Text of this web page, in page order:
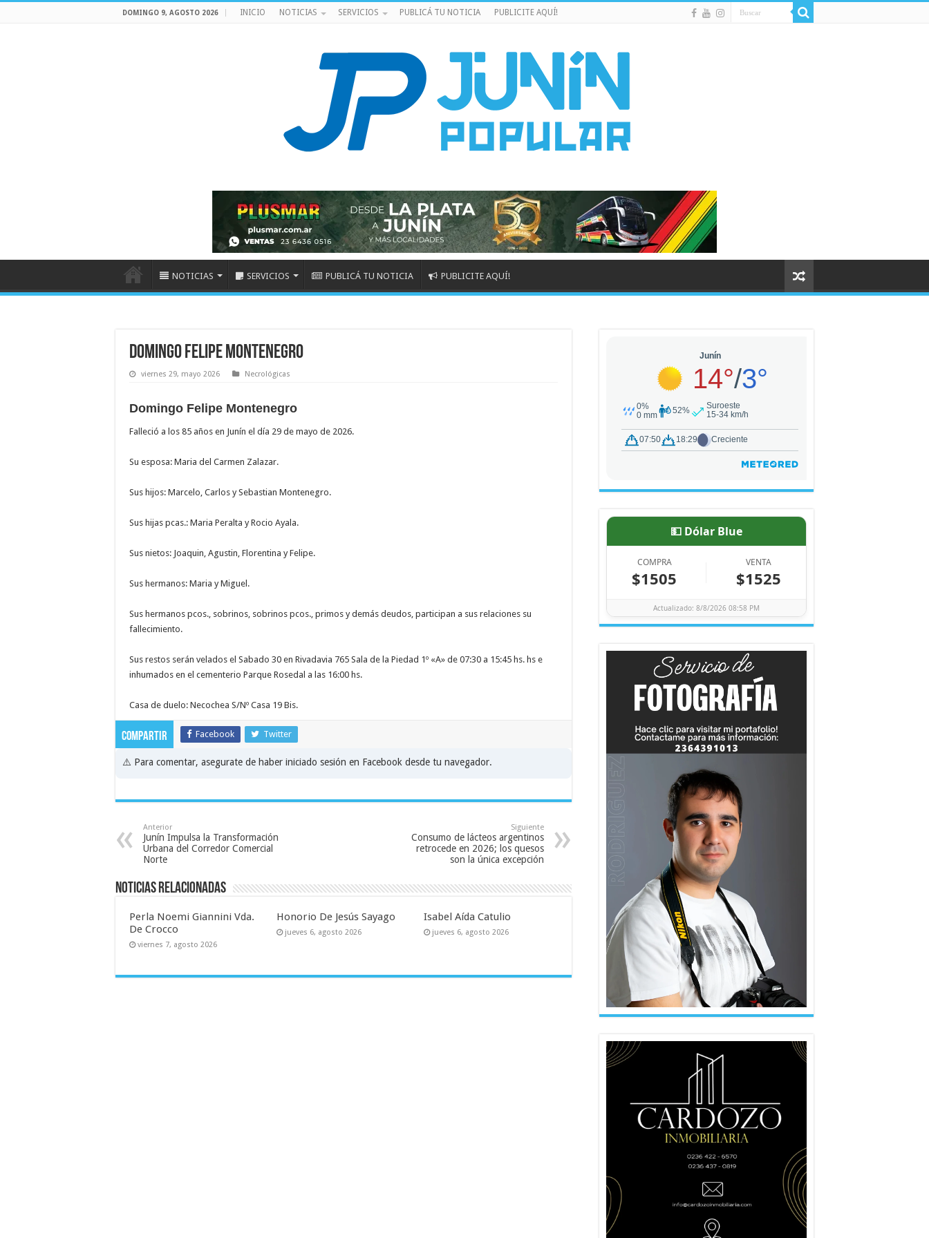
DOMINGO 9, AGOSTO 2026 INICIO NOTICIAS SERVICIOS PUBLICÁ TU NOTICIA PUBLICITE AQUÍ!
NOTICIAS SERVICIOS PUBLICÁ TU NOTICIA PUBLICITE AQUÍ!
Domingo Felipe Montenegro
viernes 29, mayo 2026 Necrológicas
Domingo Felipe Montenegro
Falleció a los 85 años en Junín el día 29 de mayo de 2026.
Su esposa: Maria del Carmen Zalazar.
Sus hijos: Marcelo, Carlos y Sebastian Montenegro.
Sus hijas pcas.: Maria Peralta y Rocio Ayala.
Sus nietos: Joaquin, Agustin, Florentina y Felipe.
Sus hermanos: Maria y Miguel.
Sus hermanos pcos., sobrinos, sobrinos pcos., primos y demás deudos, participan a sus relaciones su
fallecimiento.
Sus restos serán velados el Sabado 30 en Rivadavia 765 Sala de la Piedad 1º «A» de 07:30 a 15:45 hs. hs e
inhumados en el cementerio Parque Rosedal a las 16:00 hs.
Casa de duelo: Necochea S/Nº Casa 19 Bis.
Compartir Facebook Twitter
⚠️ Para comentar, asegurate de haber iniciado sesión en Facebook desde tu navegador.
Anterior
Junín Impulsa la Transformación
Urbana del Corredor Comercial
Norte
Siguiente
Consumo de lácteos argentinos
retrocede en 2026; los quesos
son la única excepción
Noticias relacionadas
Perla Noemi Giannini Vda.
De Crocco
viernes 7, agosto 2026
Honorio De Jesús Sayago
jueves 6, agosto 2026
Isabel Aída Catulio
jueves 6, agosto 2026
💵 Dólar Blue
COMPRA
$1505
VENTA
$1525
Actualizado: 8/8/2026 08:58 PM